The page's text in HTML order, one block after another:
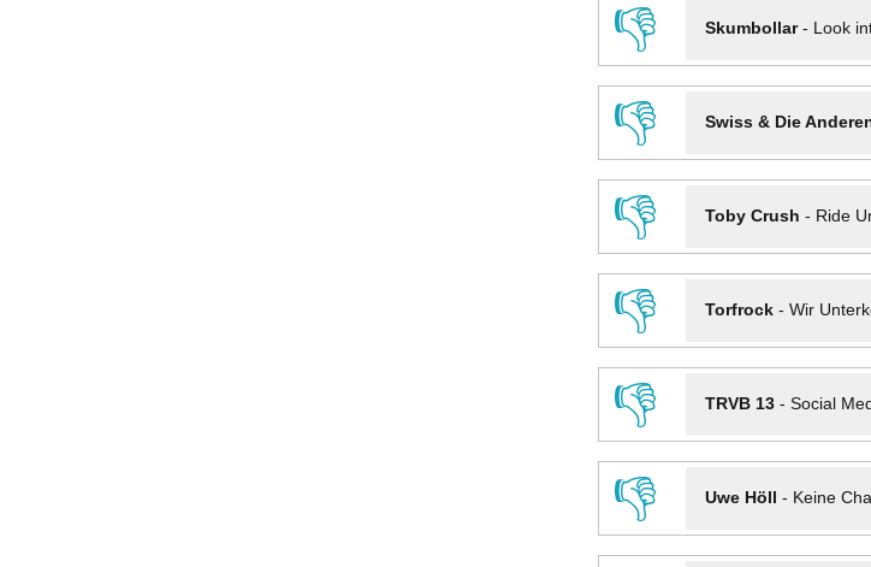
👎
Skumbollar- Look
👎
Swiss & Die
👎
Toby Crush - Ride
👎
Torfrock- Wir
👎
TRVB 13- Social
👎
Uwe Höll - Keine